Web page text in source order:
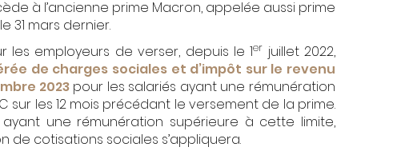
à l’ancienne prime Macron, appelée aussi prime
31 mars dernier.
les employeurs de verser, depuis le 1er juillet 2022,
de charges sociales et d’impôt sur le revenu
2023pour les salariés ayant une rémunération
sur les 12 mois précédant le versement de la prime.
ayant une rémunération supérieure à cette limite,
de cotisations sociales s’appliquera.